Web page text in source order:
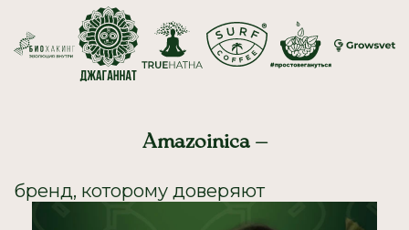
Amazoinica —
бренд, которому доверяют